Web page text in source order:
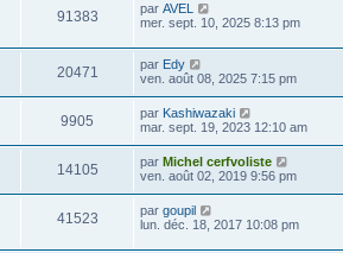
91383 par AVEL
mer. sept. 10, 2025 8:13 pm
20471 par Edy
ven. août 08, 2025 7:15 pm
9905 par Kashiwazaki
mar. sept. 19, 2023 12:10 am
14105 par Michel cerfvoliste
ven. août 02, 2019 9:56 pm
41523 par goupil
lun. déc. 18, 2017 10:08 pm